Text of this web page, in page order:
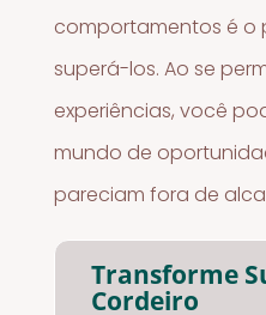
comportamentos é o
superá-los. Ao se
experiências, você
mundo de
pareciam fora de
Transforme
Cordeiro